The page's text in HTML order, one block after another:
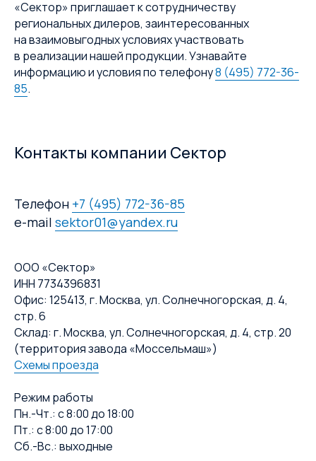
«Сектор» приглашает к сотрудничеству
региональных дилеров, заинтересованных
на взаимовыгодных условиях участвовать
в реализации нашей продукции. Узнавайте
информацию и условия по телефону8 (495) 772-36-
85.
Контакты компании Сектор
Телефон +7 (495) 772-36-85
e-mail sektor01@yandex.ru
ООО «Сектор»
ИНН 7734396831
Офис: 125413, г. Москва, ул. Солнечногорская, д. 4,
стр. 6
Склад: г. Москва, ул. Солнечногорская, д. 4, стр. 20
(территория завода «Моссельмаш»)
Схемы проезда
Режим работы
Пн.-Чт.: с 8:00 до 18:00
Пт.: с 8:00 до 17:00
Сб.-Вс.: выходные